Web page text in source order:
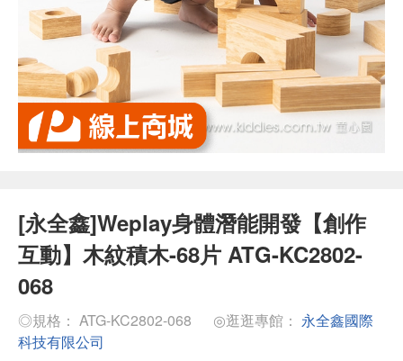
[永全鑫]Weplay身體潛能開發【創作
互動】木紋積木-68片 ATG-KC2802-
068
◎規格： ATG-KC2802-068 ◎逛逛專館： 永全鑫國際
科技有限公司